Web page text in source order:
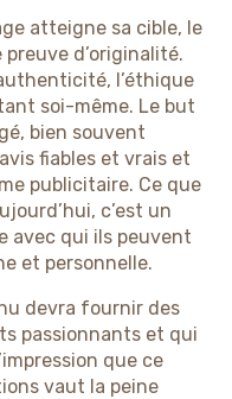
atteigne sa cible, le
d’originalité.
l’éthique
soi-même. Le but
bien souvent
fiables et vrais et
publicitaire. Ce que
c’est un
avec qui ils peuvent
et personnelle.
devra fournir des
passionnants et qui
que ce
vaut la peine